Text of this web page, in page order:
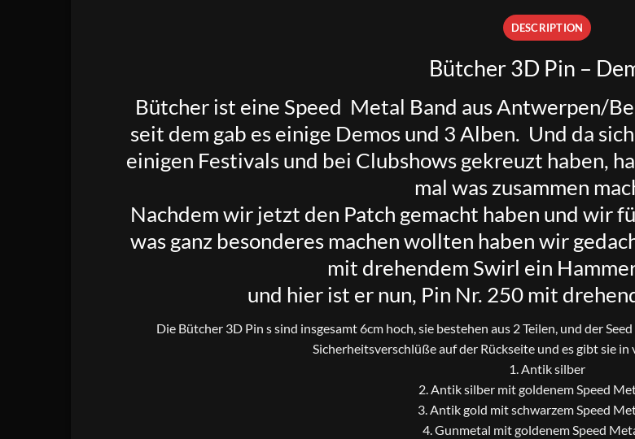
DESCRIPTION
Bütcher 3D Pin –
Bütcher ist eine Speed Metal Band aus Antwerpen/
seit dem gab es einige Demos und 3 Alben. Und da
einigen Festivals und bei Clubshows gekreuzt haben,
mal was zusammen
Nachdem wir jetzt den Patch gemacht haben und wir
was ganz besonderes machen wollten haben wir
mit drehendem Swirl ein
und hier ist er nun, Pin Nr. 250 mit
Die Bütcher 3D Pin s sind insgesamt 6cm hoch, sie bestehen aus 2 Teilen, und der
Sicherheitsverschlüße auf der Rückseite und es gibt sie
1. Antik silber
2. Antik silber mit goldenem Speed
3. Antik gold mit schwarzem Speed
4. Gunmetal mit goldenem Speed